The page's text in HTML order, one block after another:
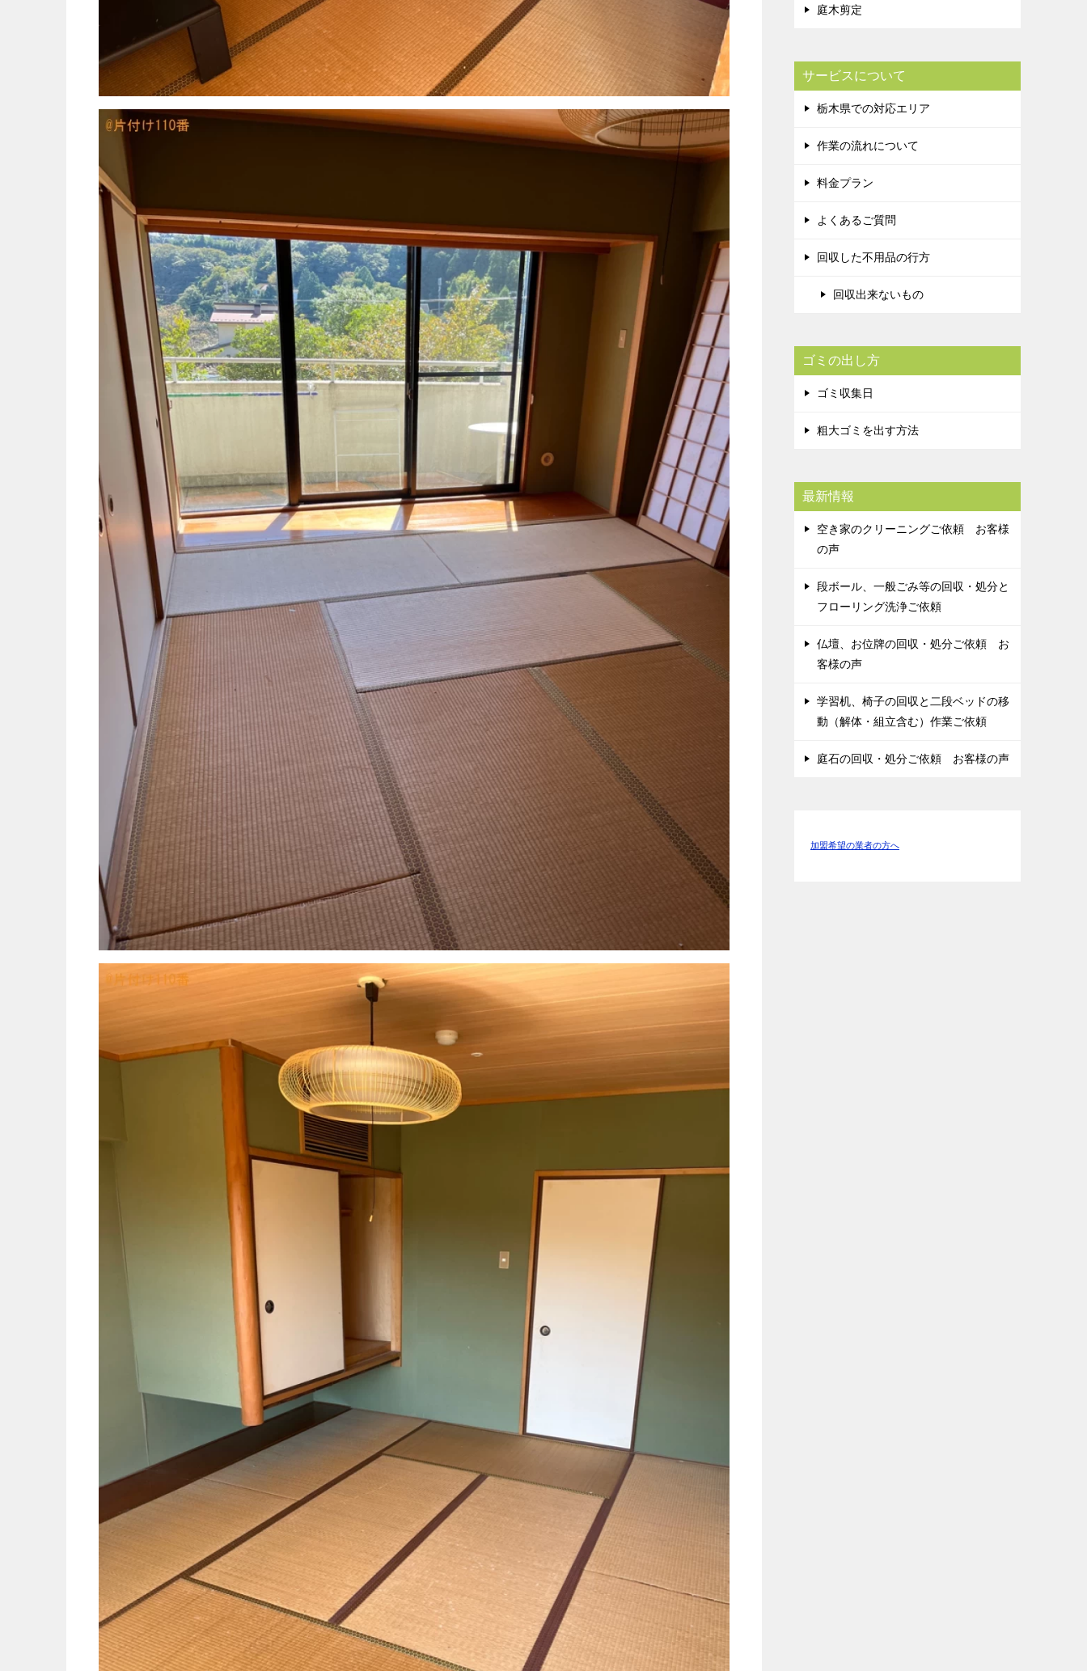
庭木剪定
サービスについて
栃木県での対応エリア
作業の流れについて
料金プラン
よくあるご質問
回収した不用品の行方
回収出来ないもの
ゴミの出し方
ゴミ収集日
粗大ゴミを出す方法
最新情報
空き家のクリーニングご依頼 お客様
の声
段ボール、一般ごみ等の回収・処分と
フローリング洗浄ご依頼
仏壇、お位牌の回収・処分ご依頼 お
客様の声
学習机、椅子の回収と二段ベッドの移
動（解体・組立含む）作業ご依頼
庭石の回収・処分ご依頼 お客様の声
加盟希望の業者の方へ